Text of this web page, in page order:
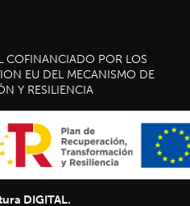
COFINANCIADO POR LOS
EU DEL MECANISMO DE
Y RESILIENCIA
DIGITAL.